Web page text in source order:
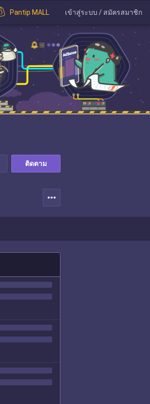
Pantip MALL เข้าสู่ระบบ / สมัครสมาชิก
ติดตาม
more_horiz